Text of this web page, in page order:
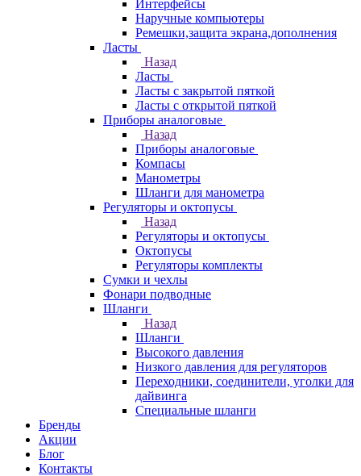
Интерфейсы
Наручные компьютеры
Ремешки,защита экрана,дополнения
Ласты
Назад
Ласты
Ласты с закрытой пяткой
Ласты с открытой пяткой
Приборы аналоговые
Назад
Приборы аналоговые
Компасы
Манометры
Шланги для манометра
Регуляторы и октопусы
Назад
Регуляторы и октопусы
Октопусы
Регуляторы комплекты
Сумки и чехлы
Фонари подводные
Шланги
Назад
Шланги
Высокого давления
Низкого давления для регуляторов
Переходники, соединители, уголки для
дайвинга
Специальные шланги
Бренды
Акции
Блог
Контакты